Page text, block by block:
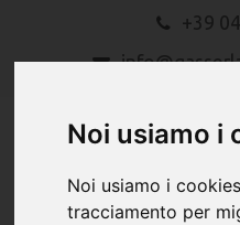
Noi usiamo i
Noi usiamo i
tracciamento per
+39